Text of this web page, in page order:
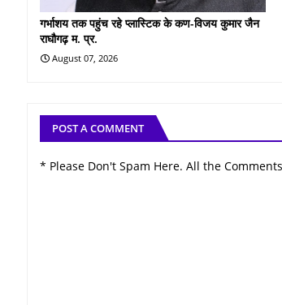
गर्भाशय तक पहुंच रहे प्लास्टिक के कण-विजय कुमार जैन
राघौगढ़ म. प्र.
August 07, 2026
POST A COMMENT
* Please Don't Spam Here. All the